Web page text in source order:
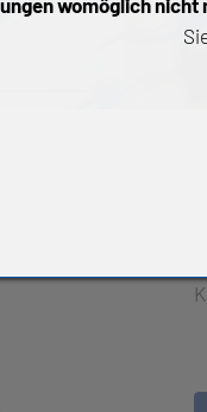
Wälz-
Alle
womöglich